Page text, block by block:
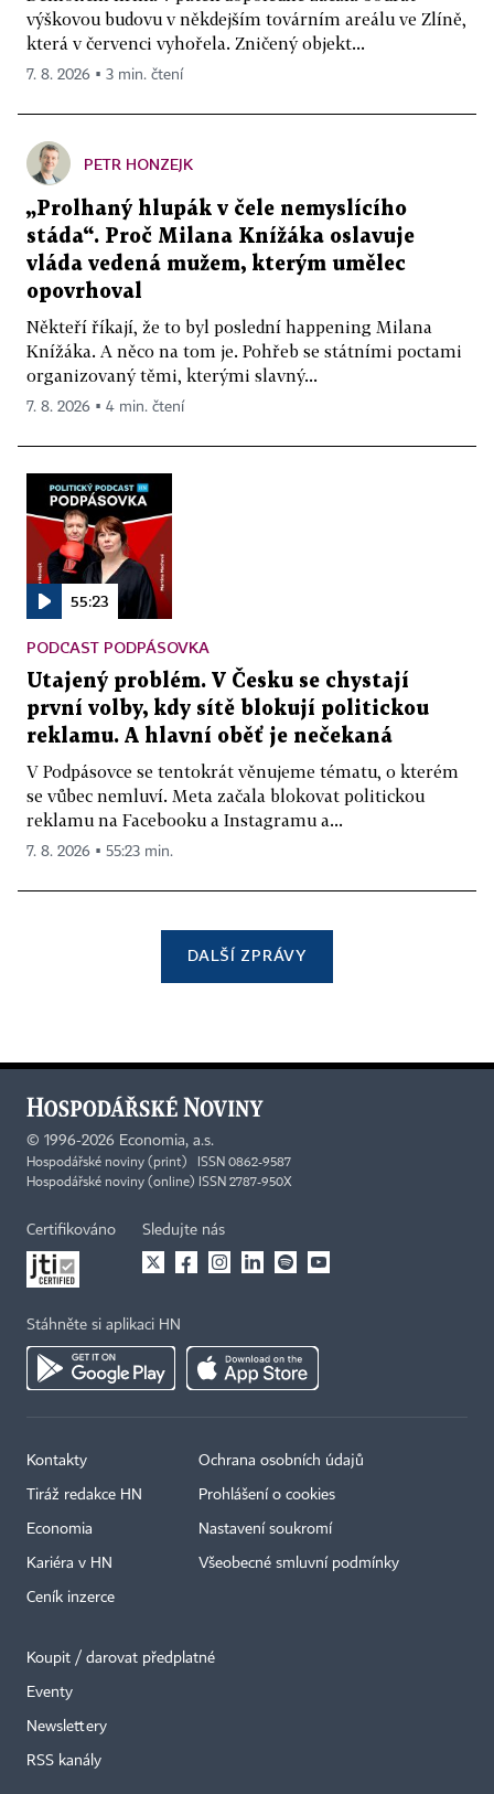
výškovou budovu v někdejším továrním areálu ve Zlíně,
která v červenci vyhořela. Zničený objekt...
7. 8. 2026 ▪ 3 min. čtení
PETR HONZEJK
„Prolhaný hlupák v čele nemyslícího
stáda“. Proč Milana Knížáka oslavuje
vláda vedená mužem, kterým umělec
opovrhoval
Někteří říkají, že to byl poslední happening Milana
Knížáka. A něco na tom je. Pohřeb se státními poctami
organizovaný těmi, kterými slavný...
7. 8. 2026 ▪ 4 min. čtení
55:23
PODCAST PODPÁSOVKA
Utajený problém. V Česku se chystají
první volby, kdy sítě blokují politickou
reklamu. A hlavní oběť je nečekaná
V Podpásovce se tentokrát věnujeme tématu, o kterém
se vůbec nemluví. Meta začala blokovat politickou
reklamu na Facebooku a Instagramu a...
7. 8. 2026 ▪ 55:23 min.
DALŠÍ ZPRÁVY
© 1996-2026 Economia, a.s.
Hospodářské noviny (print) ISSN 0862-9587
Hospodářské noviny (online) ISSN 2787-950X
Certifikováno Sledujte nás
Stáhněte si aplikaci HN
Kontakty
Tiráž redakce HN
Economia
Kariéra v HN
Ceník inzerce
Ochrana osobních údajů
Prohlášení o cookies
Nastavení soukromí
Všeobecné smluvní podmínky
Koupit / darovat předplatné
Eventy
Newslettery
RSS kanály